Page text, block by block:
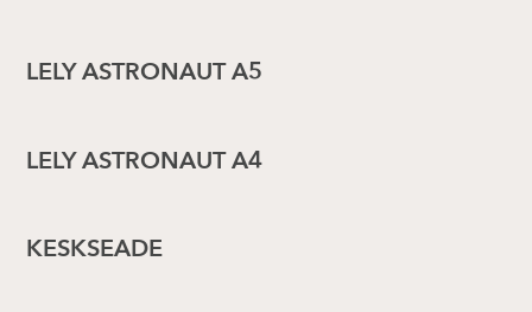
LELY ASTRONAUT A5
LELY ASTRONAUT A4
KESKSEADE